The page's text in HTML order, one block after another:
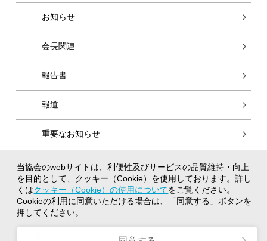
お知らせ
会長関連
報告書
報道
重要なお知らせ
個人情報保護方針
クッキー（Cookie）の使用について
著作権について
閲覧推奨環境
当協会のwebサイトは、利便性及びサービスの品質維持・向上
を目的として、クッキー（Cookie）を使用しております。詳し
くはクッキー（Cookie）の使用についてをご覧ください。
Cookieの利用に同意いただける場合は、「同意する」ボタンを
押してください。